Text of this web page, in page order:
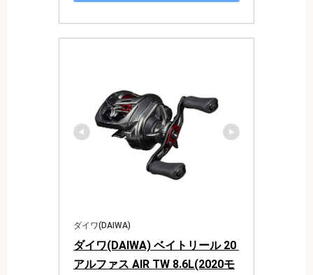
ダイワ(DAIWA)
ダイワ(DAIWA) ベイトリール 20
アルファス AIR TW 8.6L(2020モ